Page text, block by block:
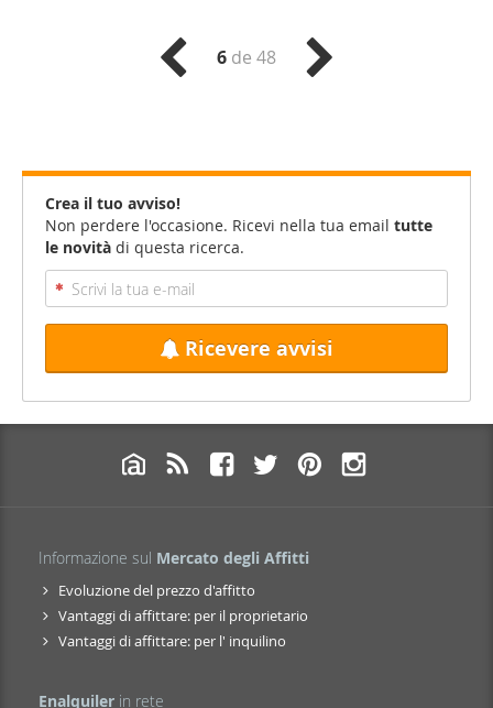
6 de 48
Crea il tuo avviso!
Non perdere l'occasione. Ricevi nella tua email tutte
le novità di questa ricerca.
Ricevere avvisi
Informazione sul Mercato degli Affitti
Evoluzione del prezzo d'affitto
Vantaggi di affittare: per il proprietario
Vantaggi di affittare: per l' inquilino
Enalquiler in rete